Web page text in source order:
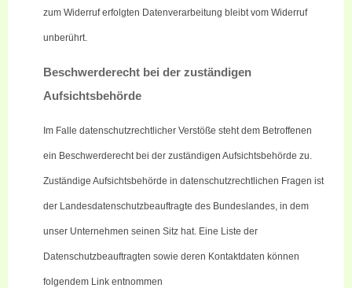
zum Widerruf erfolgten Datenverarbeitung bleibt vom Widerruf
unberührt.
Beschwerderecht bei der zuständigen
Aufsichtsbehörde
Im Falle datenschutzrechtlicher Verstöße steht dem Betroffenen
ein Beschwerderecht bei der zuständigen Aufsichtsbehörde zu.
Zuständige Aufsichtsbehörde in datenschutzrechtlichen Fragen ist
der Landesdatenschutzbeauftragte des Bundeslandes, in dem
unser Unternehmen seinen Sitz hat. Eine Liste der
Datenschutzbeauftragten sowie deren Kontaktdaten können
folgendem Link entnommen